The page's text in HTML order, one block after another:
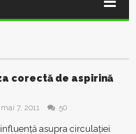
corectă de aspirină
mai 7, 2011 50
asupra circulației